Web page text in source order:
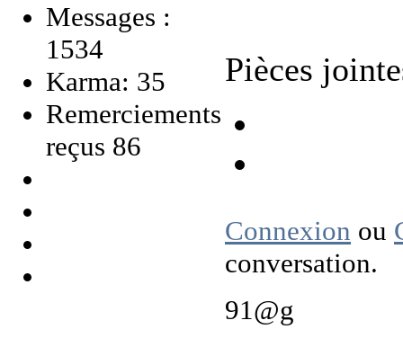
Messages :
1534
Karma: 35
Remerciements
reçus 86
Pièces
Connexion ou
conversation.
91@g